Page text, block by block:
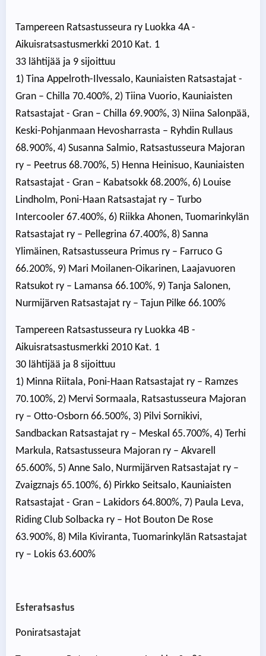
Tampereen Ratsastusseura ry Luokka 4A -
Aikuisratsastusmerkki 2010 Kat. 1
33 lähtijää ja 9 sijoittuu
1) Tina Appelroth-Ilvessalo, Kauniaisten Ratsastajat -
Gran – Chilla 70.400%, 2) Tiina Vuorio, Kauniaisten
Ratsastajat - Gran – Chilla 69.900%, 3) Niina Salonpää,
Keski-Pohjanmaan Hevosharrasta – Ryhdin Rullaus
68.900%, 4) Susanna Salmio, Ratsastusseura Majoran
ry – Peetrus 68.700%, 5) Henna Heinisuo, Kauniaisten
Ratsastajat - Gran – Kabatsokk 68.200%, 6) Louise
Lindholm, Poni-Haan Ratsastajat ry – Turbo
Intercooler 67.400%, 6) Riikka Ahonen, Tuomarinkylän
Ratsastajat ry – Pellegrina 67.400%, 8) Sanna
Ylimäinen, Ratsastusseura Primus ry – Farruco G
66.200%, 9) Mari Moilanen-Oikarinen, Laajavuoren
Ratsukot ry – Lamansa 66.100%, 9) Tanja Salonen,
Nurmijärven Ratsastajat ry – Tajun Pilke 66.100%
Tampereen Ratsastusseura ry Luokka 4B -
Aikuisratsastusmerkki 2010 Kat. 1
30 lähtijää ja 8 sijoittuu
1) Minna Riitala, Poni-Haan Ratsastajat ry – Ramzes
70.100%, 2) Mervi Sormaala, Ratsastusseura Majoran
ry – Otto-Osborn 66.500%, 3) Pilvi Sornikivi,
Sandbackan Ratsastajat ry – Meskal 65.700%, 4) Terhi
Markula, Ratsastusseura Majoran ry – Akvarell
65.600%, 5) Anne Salo, Nurmijärven Ratsastajat ry –
Zvaigznajs 65.100%, 6) Pirkko Seitsalo, Kauniaisten
Ratsastajat - Gran – Lakidors 64.800%, 7) Paula Leva,
Riding Club Solbacka ry – Hot Bouton De Rose
63.900%, 8) Mila Kiviranta, Tuomarinkylän Ratsastajat
ry – Lokis 63.600%
Esteratsastus
Poniratsastajat